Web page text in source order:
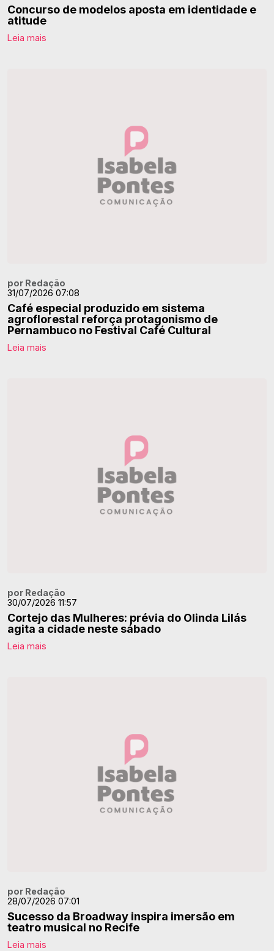
Concurso de modelos aposta em identidade e
atitude
Leia mais
por Redação
31/07/2026 07:08
Café especial produzido em sistema
agroflorestal reforça protagonismo de
Pernambuco no Festival Café Cultural
Leia mais
por Redação
30/07/2026 11:57
Cortejo das Mulheres: prévia do Olinda Lilás
agita a cidade neste sábado
Leia mais
por Redação
28/07/2026 07:01
Sucesso da Broadway inspira imersão em
teatro musical no Recife
Leia mais